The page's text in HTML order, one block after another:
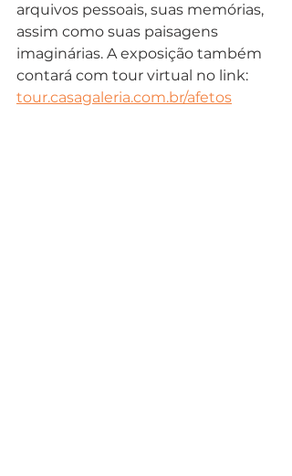
arquivos pessoais, suas memórias,
assim como suas paisagens
imaginárias. A exposição também
contará com tour virtual no link:
tour.casagaleria.com.br/afetos